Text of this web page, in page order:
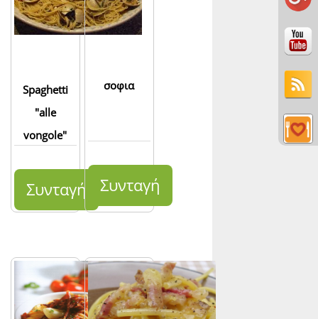
Spaghetti
"alle
vongole"
Συνταγή
σοφια
Συνταγή